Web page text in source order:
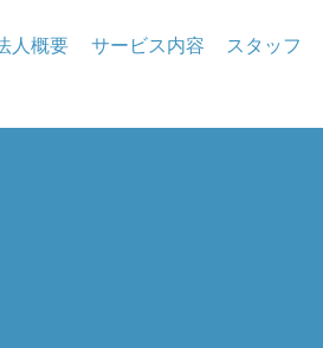
人概要 サービス内容 スタッフ